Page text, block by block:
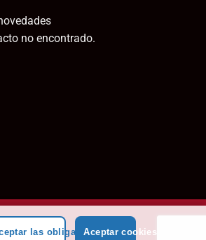
no encontrado.
las obligatoriasAceptar cookies